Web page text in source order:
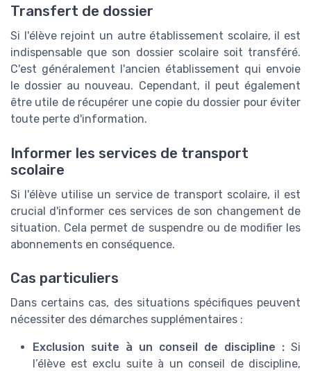
Transfert de dossier
Si l'élève rejoint un autre établissement scolaire, il est
indispensable que son dossier scolaire soit transféré.
C'est généralement l'ancien établissement qui envoie
le dossier au nouveau. Cependant, il peut également
être utile de récupérer une copie du dossier pour éviter
toute perte d'information.
Informer les services de transport
scolaire
Si l'élève utilise un service de transport scolaire, il est
crucial d'informer ces services de son changement de
situation. Cela permet de suspendre ou de modifier les
abonnements en conséquence.
Cas particuliers
Dans certains cas, des situations spécifiques peuvent
nécessiter des démarches supplémentaires :
Exclusion suite à un conseil de discipline : Si
l’élève est exclu suite à un conseil de discipline,